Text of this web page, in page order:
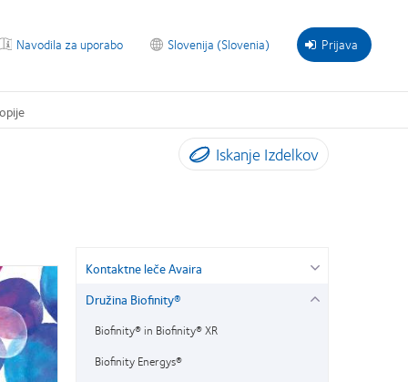
Prijava
Slovenija (Slovenia)
Navodila za uporabo
Iskanje Izdelkov
Kontaktne leče Avaira
Družina Biofinity®
Biofinity® in Biofinity® XR
Biofinity Energys®